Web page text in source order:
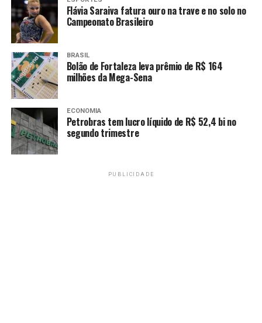
equipes do Novo Basquete Brasil devem ser
representadas também na Liga de Desenvolvimento.
Fonte:Agência Brasil
TAGS
PRÓXIMO
SP prorroga por um mês isenção das contas de água
RECENTES
ATP divulga mudanças no calendário e confirma Finals
Flávia Saraiva fatura ouro na trave e no solo no
Campeonato Brasileiro
BRASIL
Bolão de Fortaleza leva prêmio de R$ 164
milhões da Mega-Sena
ECONOMIA
Petrobras tem lucro líquido de R$ 52,4 bi no
segundo trimestre
PUBLICIDADE